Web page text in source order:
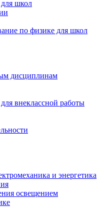
школ
по физике для школ
дисциплинам
внеклассной работы
и энергетика
освещением